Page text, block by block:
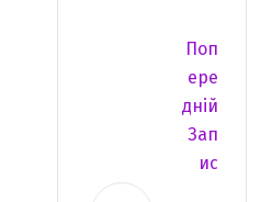
Поп
Ере
Дній
Зап
Ис